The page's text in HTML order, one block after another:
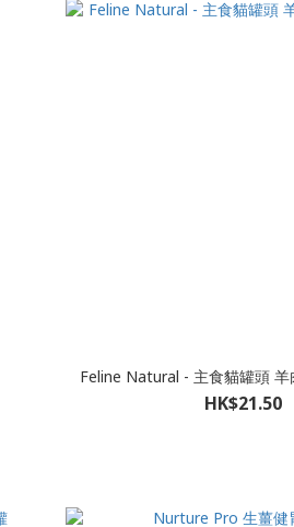
Feline Natural - 主食貓罐頭
HK$21.50